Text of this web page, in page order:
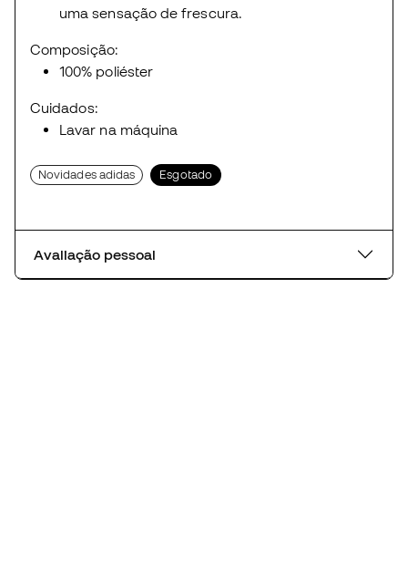
uma sensação de frescura.
Composição:
100% poliéster
Cuidados:
Lavar na máquina
Novidades adidas Esgotado
Avaliação pessoal